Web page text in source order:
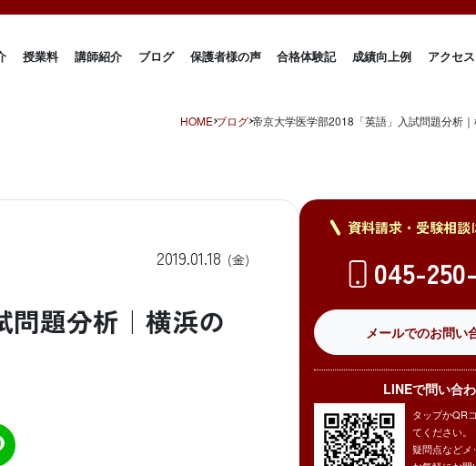
授業料 講師紹介 ブログ 保護者様の声 合格体験記 成績向上例 アクセス
HOME ブログ 帝京大学医学部2018「英語」入試問題分析
2019.01.18 (金)
問題分析｜横浜の
資料請求・受験相談
045-
メールでのお問い
LINEで問い合
タップかQR
てください。
疑問点などメ